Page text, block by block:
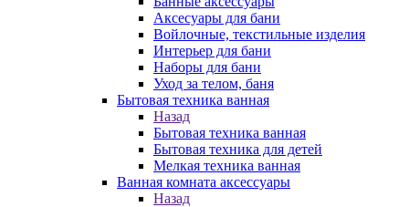
Аксесуары для бани
Войлочные, текстильные изделия
Интерьер для бани
Наборы для бани
Уход за телом, баня
Бытовая техника ванная
Назад
Бытовая техника ванная
Бытовая техника для детей
Мелкая техника ванная
Ванная комната аксессуары
Назад